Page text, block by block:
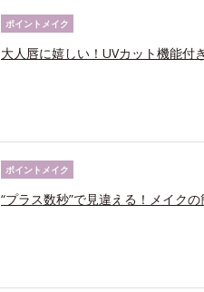
ポイントメイク
大人唇に嬉しい！UVカット機能付
ポイントメイク
“プラス数秒”で見違える！メイク